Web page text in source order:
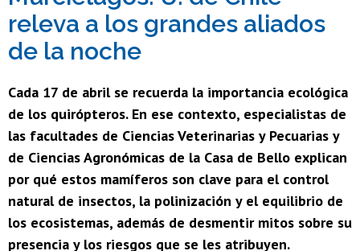
Egresadas/os
releva a los grandes aliados
de la noche
Cada 17 de abril se recuerda la importancia ecológica
de los quirópteros. En ese contexto, especialistas de
las facultades de Ciencias Veterinarias y Pecuarias y
de Ciencias Agronómicas de la Casa de Bello explican
por qué estos mamíferos son clave para el control
natural de insectos, la polinización y el equilibrio de
los ecosistemas, además de desmentir mitos sobre su
presencia y los riesgos que se les atribuyen.